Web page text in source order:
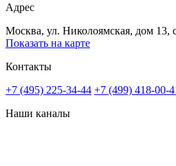
Адрес
Москва, ул. Николоямская, дом 13,
Показать на карте
Контакты
+7 (495) 225-34-44 +7 (499) 418-00-
Наши каналы